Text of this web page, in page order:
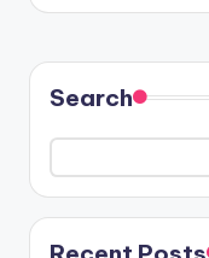
Search